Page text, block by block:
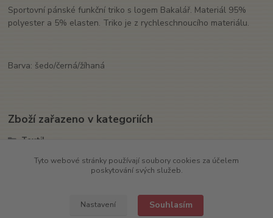
Sportovní pánské funkční triko s logem Bakalář. Materiál 95%
polyester a 5% elasten. Triko je z rychleschnoucího materiálu.
Barva: šedo/černá/žíhaná
Zboží zařazeno v kategoriích
Textil
TrikaTyto webové stránky používají soubory cookies za účelem
poskytování svých služeb.
Nastavení Souhlasím